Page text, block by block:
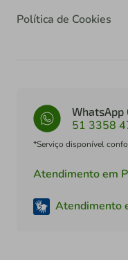
Política de Cookies
WhatsApp
51 3358
*Serviço disponível
Atendimento em
Atendimento